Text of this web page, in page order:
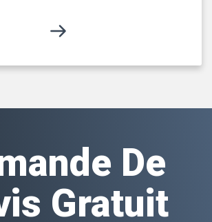
De
Gratuit